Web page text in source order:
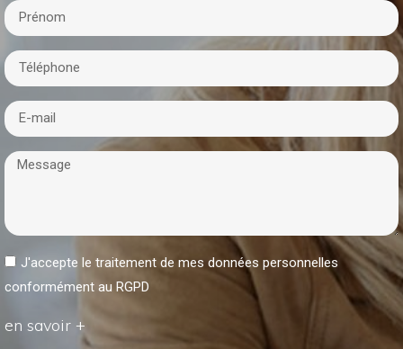
J'accepte le traitement de mes données personnelles
conformément au RGPD
en savoir +